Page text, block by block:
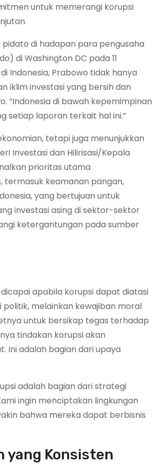
untuk memerangi korupsi
di hadapan para pengusaha
di Washington DC pada 11
Indonesia, Prabowo tidak hanya
iklim investasi yang bersih dan
“Indonesia di bawah kepemimpinan
setiap laporan terkait hal ini.”
tetapi juga menunjukkan
Investasi dan Hilirisasi/Kepala
prioritas utama
keamanan pangan,
yang bertujuan untuk
investasi asing di sektor-sektor
ketergantungan pada sumber
apabila korupsi dapat diatasi
melainkan kewajiban moral
untuk bersikap tegas terhadap
tindakan korupsi akan
Ini adalah bagian dari upaya
adalah bagian dari strategi
ingin menciptakan lingkungan
bahwa mereka dapat berbisnis
yang Konsisten